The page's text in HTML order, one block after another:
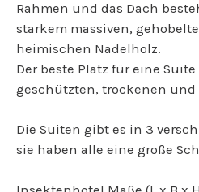
Rahmen und das Dach
starkem massiven,
heimischen Nadelholz.
Der beste Platz für eine
geschützten, trockenen und
Die Suiten gibt es in 3
sie haben alle eine große